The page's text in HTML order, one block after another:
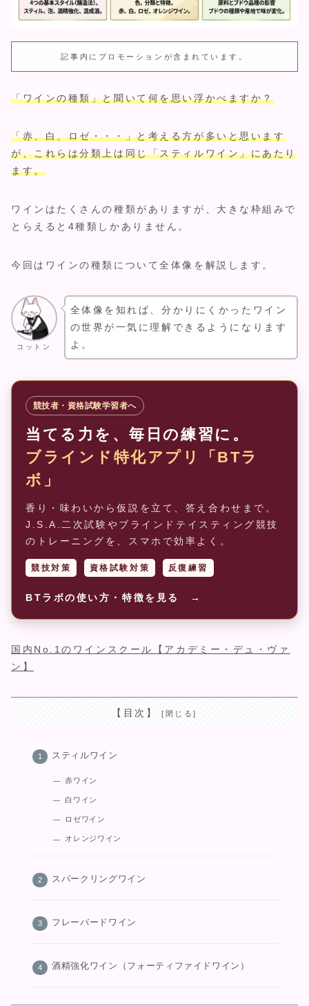
記事内にプロモーションが含まれています。
「ワインの種類」と聞いて何を思い浮かべますか？
「赤、白、ロゼ・・・」と考える方が多いと思います
が、これらは分類上は同じ「スティルワイン」にあたり
ます。
ワインはたくさんの種類がありますが、大きな枠組みで
とらえると4種類しかありません。
今回はワインの種類について全体像を解説します。
コットン
全体像を知れば、分かりにくかったワイン
の世界が一気に理解できるようになります
よ。
競技者・資格試験学習者へ
当てる力を、毎日の練習に。
ブラインド特化アプリ「BTラ
ボ」
香り・味わいから仮説を立て、答え合わせまで。
J.S.A.二次試験やブラインドテイスティング競技
のトレーニングを、スマホで効率よく。
競技対策 資格試験対策 反復練習
BTラボの使い方・特徴を見る →
国内No.1のワインスクール【アカデミー・デュ・ヴァ
ン】
【目次】
スティルワイン
赤ワイン
白ワイン
ロゼワイン
オレンジワイン
スパークリングワイン
フレーバードワイン
酒精強化ワイン（フォーティファイドワイン）